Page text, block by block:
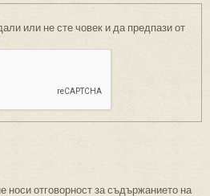
или не сте човек и да предпази от
носи отговорност за съдържанието на